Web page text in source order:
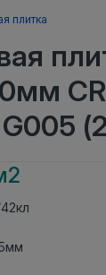
плитка